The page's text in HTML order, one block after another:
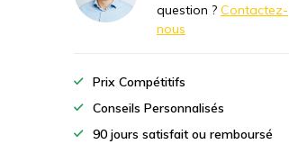
question ? Contactez-
nous
Prix Compétitifs
Conseils Personnalisés
90 jours satisfait ou remboursé